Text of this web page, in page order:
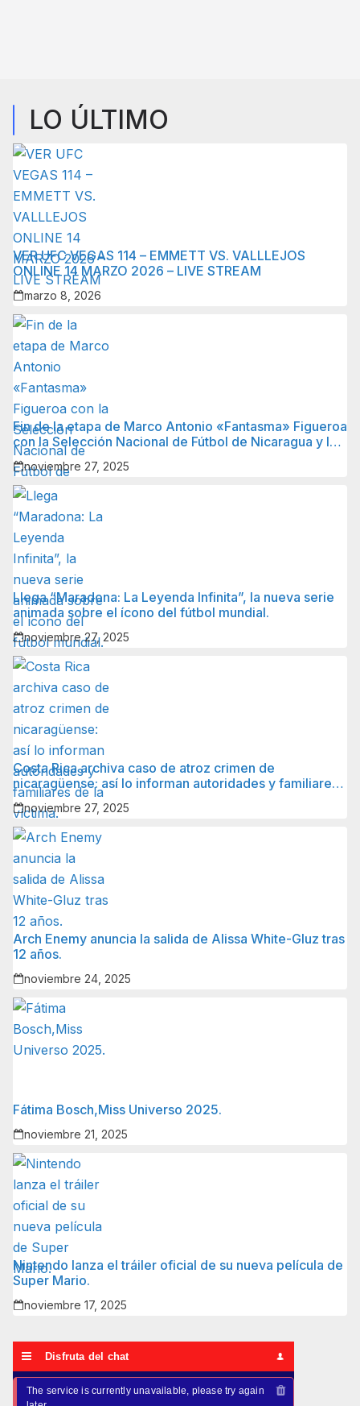
LO ÚLTIMO
VER UFC VEGAS 114 – EMMETT VS. VALLLEJOS
ONLINE 14 MARZO 2026 – LIVE STREAM
marzo 8, 2026
Fin de la etapa de Marco Antonio «Fantasma» Figueroa
con la Selección Nacional de Fútbol de Nicaragua y lo
que sigue para él.
noviembre 27, 2025
Llega “Maradona: La Leyenda Infinita”, la nueva serie
animada sobre el ícono del fútbol mundial.
noviembre 27, 2025
Costa Rica archiva caso de atroz crimen de
nicaragüense: así lo informan autoridades y familiares
de la víctima.
noviembre 27, 2025
Arch Enemy anuncia la salida de Alissa White-Gluz tras
12 años.
noviembre 24, 2025
Fátima Bosch,Miss Universo 2025.
noviembre 21, 2025
Nintendo lanza el tráiler oficial de su nueva película de
Super Mario.
noviembre 17, 2025